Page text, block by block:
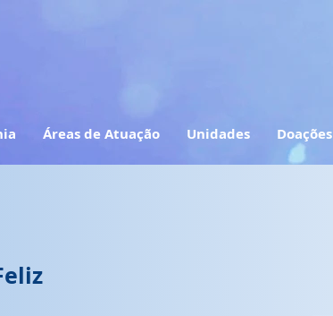
Áreas de Atuação Unidades Doações